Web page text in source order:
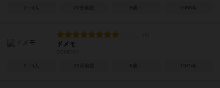
2～6人 20分前後 8歳～ 1988年
ドメモ
2～5人 20分前後 8歳～ 1975年